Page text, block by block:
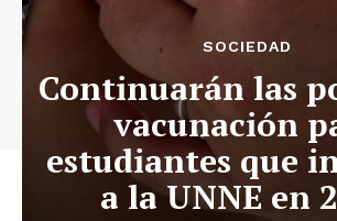
SOCIEDAD
Continuarán las
vacunación
estudiantes que
a la UNNE en